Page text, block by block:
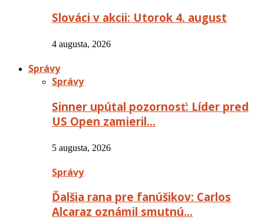
Slováci v akcii: Utorok 4. august
4 augusta, 2026
Správy
Správy
Sinner upútal pozornosť: Líder pred
US Open zamieril…
5 augusta, 2026
Správy
Ďalšia rana pre fanúšikov: Carlos
Alcaraz oznámil smutnú…